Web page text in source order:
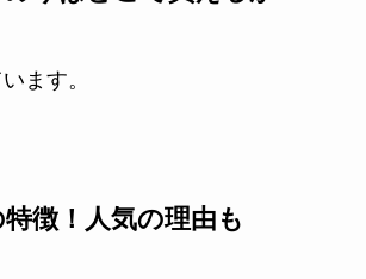
ます。
徴！人気の理由も